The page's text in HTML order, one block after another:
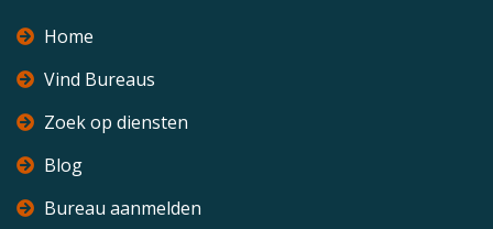
Home
Vind Bureaus
Zoek op diensten
Blog
Bureau aanmelden